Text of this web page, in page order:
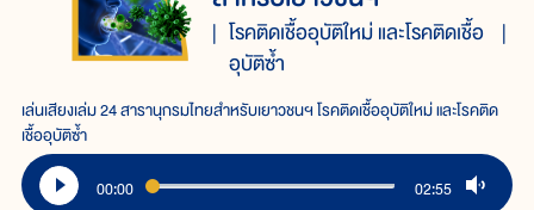
โรคติดเชื้ออุบัติใหม่ และโรคติดเชื้อ
อุบัติซ้ำ
เล่นเสียงเล่ม 24 สารานุกรมไทยสำหรับเยาวชนฯ โรคติดเชื้ออุบัติใหม่ และโรคติด
เชื้ออุบัติซ้ำ
00:00 02:55